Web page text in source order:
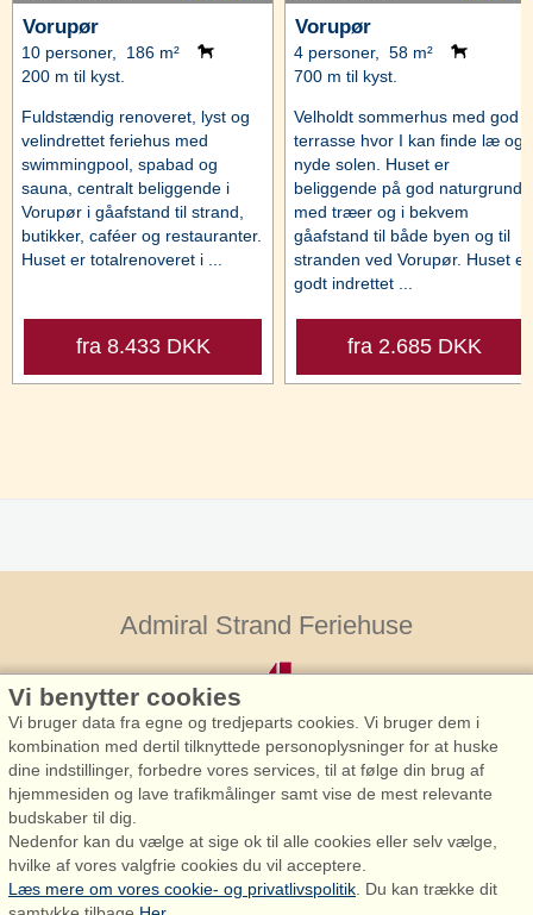
Vorupør
10 personer, 186 m²
200 m til kyst.
Fuldstændig renoveret, lyst og
velindrettet feriehus med
swimmingpool, spabad og
sauna, centralt beliggende i
Vorupør i gåafstand til strand,
butikker, caféer og restauranter.
Huset er totalrenoveret i ...
fra 8.433 DKK
Vorupør
4 personer, 58 m²
700 m til kyst.
Velholdt sommerhus med god
terrasse hvor I kan finde læ og
nyde solen. Huset er
beliggende på god naturgrund
med træer og i bekvem
gåafstand til både byen og til
stranden ved Vorupør. Huset er
godt indrettet ...
fra 2.685 DKK
Admiral Strand Feriehuse
Houstrupvej 170, Lønne
6830 Nørre Nebel
Vi benytter cookies
Vi bruger data fra egne og tredjeparts cookies. Vi bruger dem i
kombination med dertil tilknyttede personoplysninger for at huske
dine indstillinger, forbedre vores services, til at følge din brug af
hjemmesiden og lave trafikmålinger samt vise de mest relevante
budskaber til dig.
Nedenfor kan du vælge at sige ok til alle cookies eller selv vælge,
hvilke af vores valgfrie cookies du vil acceptere.
Læs mere om vores cookie- og privatlivspolitik . Du kan trække dit